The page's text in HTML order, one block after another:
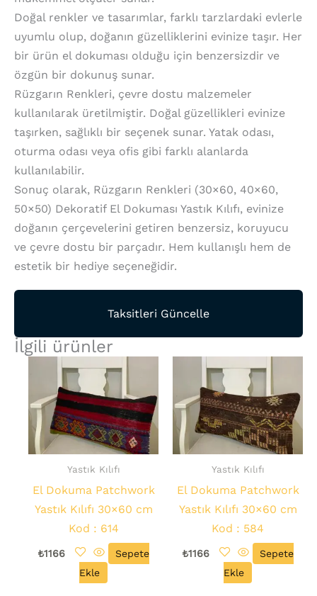
Doğal renkler ve tasarımlar, farklı tarzlardaki evlerle
uyumlu olup, doğanın güzelliklerini evinize taşır. Her
bir ürün el dokuması olduğu için benzersizdir ve
özgün bir dokunuş sunar.
Rüzgarın Renkleri, çevre dostu malzemeler
kullanılarak üretilmiştir. Doğal güzellikleri evinize
taşırken, sağlıklı bir seçenek sunar. Yatak odası,
oturma odası veya ofis gibi farklı alanlarda
kullanılabilir.
Sonuç olarak, Rüzgarın Renkleri (30×60, 40×60,
50×50) Dekoratif El Dokuması Yastık Kılıfı, evinize
doğanın çerçevelerini getiren benzersiz, koruyucu
ve çevre dostu bir parçadır. Hem kullanışlı hem de
estetik bir hediye seçeneğidir.
Taksitleri Güncelle
İlgili ürünler
Yastık Kılıfı
El Dokuma Patchwork
Yastık Kılıfı 30×60 cm
Kod : 614
₺1166
Sepete
Ekle
Yastık Kılıfı
El Dokuma Patchwork
Yastık Kılıfı 30×60 cm
Kod : 584
₺1166
Sepete
Ekle